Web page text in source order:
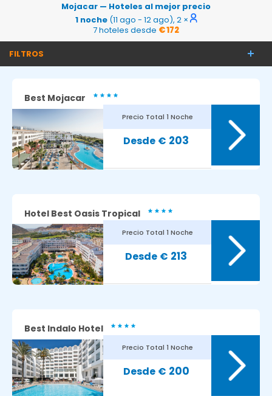
Mojacar — Hoteles al mejor precio
1 noche(11 ago - 12 ago), 2 ×
7 hoteles desde € 172
Best Mojacar
Avaliação dos nossos clientes:7.9
Precio Total 1 Noche
€ 203
Hotel Best Oasis Tropical
Precio Total 1 Noche
€ 213
Best Indalo Hotel
Precio Total 1 Noche
€ 200
FILTROS